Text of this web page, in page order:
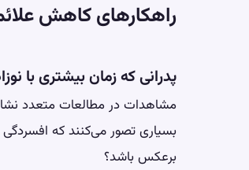
راهکارهای کاهش
پدرانی که زمان بیشتری با
مشاهدات در مطالعات متعدد
بسیاری تصور می‌کنند که افسردگی
برعکس باشد؟